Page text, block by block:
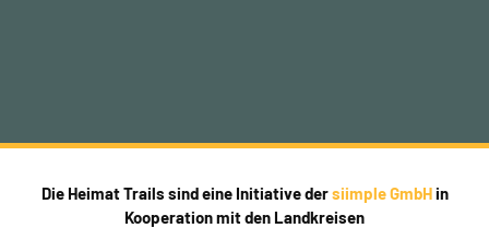
Die Heimat Trails sind eine Initiative dersiimple GmbHin
Kooperation mit den Landkreisen